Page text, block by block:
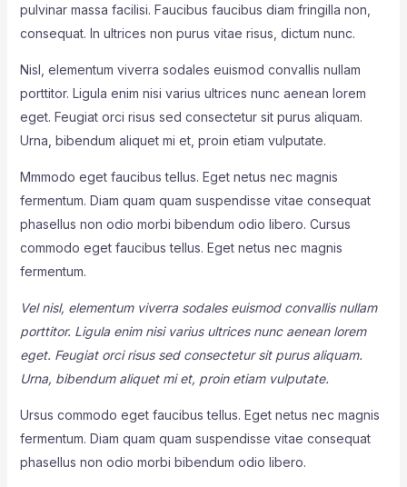
pulvinar massa facilisi. Faucibus faucibus diam fringilla non,
consequat. In ultrices non purus vitae risus, dictum nunc.
Nisl, elementum viverra sodales euismod convallis nullam
porttitor. Ligula enim nisi varius ultrices nunc aenean lorem
eget. Feugiat orci risus sed consectetur sit purus aliquam.
Urna, bibendum aliquet mi et, proin etiam vulputate.
Mmmodo eget faucibus tellus. Eget netus nec magnis
fermentum. Diam quam quam suspendisse vitae consequat
phasellus non odio morbi bibendum odio libero. Cursus
commodo eget faucibus tellus. Eget netus nec magnis
fermentum.
Vel nisl, elementum viverra sodales euismod convallis nullam
porttitor. Ligula enim nisi varius ultrices nunc aenean lorem
eget. Feugiat orci risus sed consectetur sit purus aliquam.
Urna, bibendum aliquet mi et, proin etiam vulputate.
Ursus commodo eget faucibus tellus. Eget netus nec magnis
fermentum. Diam quam quam suspendisse vitae consequat
phasellus non odio morbi bibendum odio libero.